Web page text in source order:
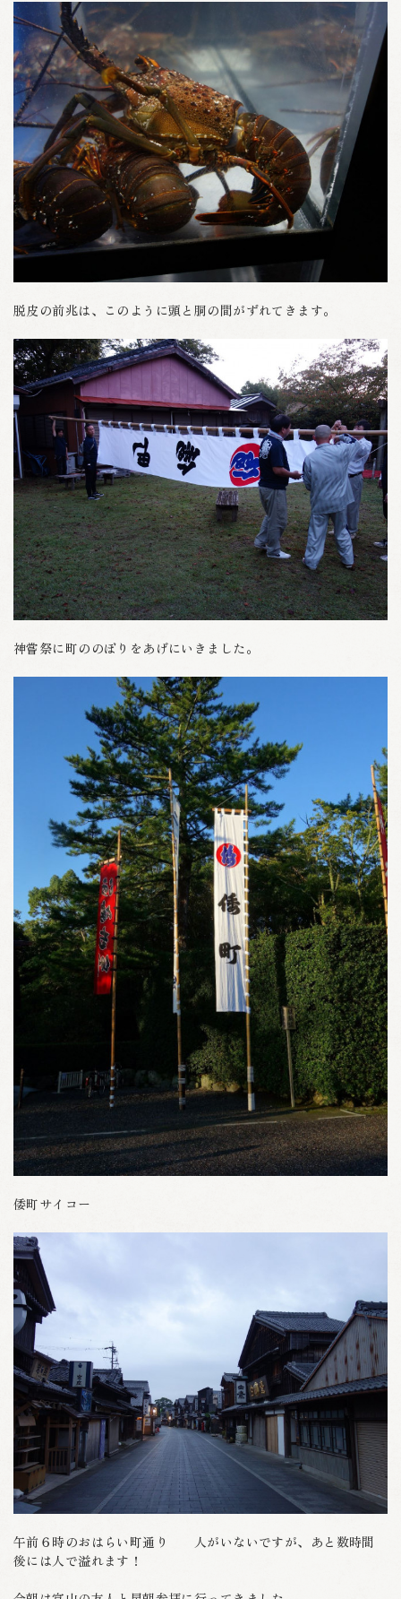
脱皮の前兆は、このように頭と胴の間がずれてきます。
神嘗祭に町ののぼりをあげにいきました。
倭町サイコー
午前６時のおはらい町通り 人がいないですが、あと数時間
後には人で溢れます！